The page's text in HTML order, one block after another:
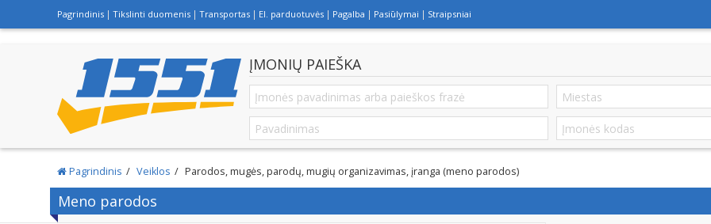
Pagrindinis Tikslinti duomenis Transportas El. parduotuvės Pagalba Pasiūlymai Straipsniai
ĮMONIŲ PAIEŠKA
Pagrindinis Veiklos Parodos, mugės, parodų, mugių organizavimas, įranga (meno parodos)
Meno parodos